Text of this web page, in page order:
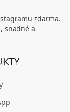
zdarma.
snadné a